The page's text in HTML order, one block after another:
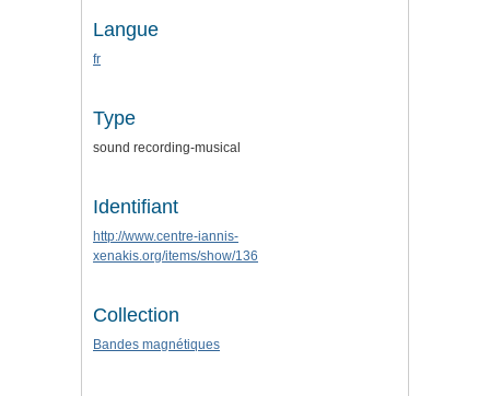
Langue
fr
Type
sound recording-musical
Identifiant
http://www.centre-iannis-
xenakis.org/items/show/136
Collection
Bandes magnétiques